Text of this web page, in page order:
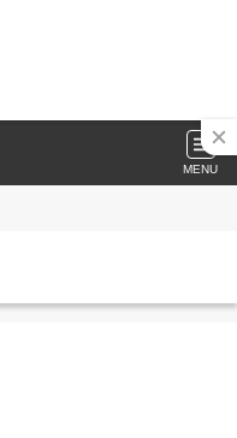
MENU